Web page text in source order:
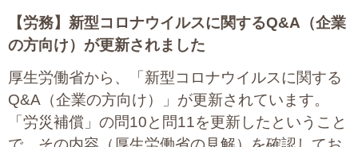
【労務】 新型コロナウイルスに関するQ&A（企業
の方向け）が更新されました
厚生労働省から、「新型コロナウイルスに関する
Q&A（企業の方向け）」が更新されています。
「労災補償」の問10と問11を更新したということ